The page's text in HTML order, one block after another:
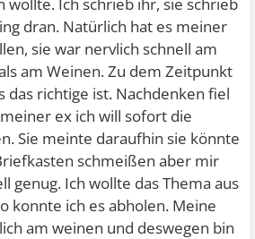
dran. Natürlich hat es meiner
sie war nervlich schnell am
am Weinen. Zu dem Zeitpunkt
das richtige ist. Nachdenken fiel
ex ich will sofort die
Sie meinte daraufhin sie könnte
schmeißen aber mir
genug. Ich wollte das Thema aus
konnte ich es abholen. Meine
am weinen und deswegen bin